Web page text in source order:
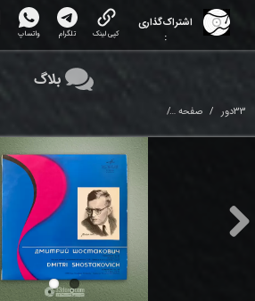
اشتراک‌گذاری
:
کپی لینک تلگرام واتساپ
33دور صفحه
بلاگ